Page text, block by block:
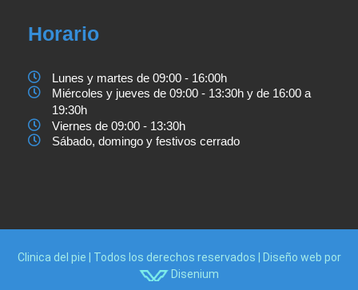
Horario
Lunes y martes de 09:00 - 16:00h
Miércoles y jueves de 09:00 - 13:30h y de 16:00 a
19:30h
Viernes de 09:00 - 13:30h
Sábado, domingo y festivos cerrado
Clinica del pie | Todos los derechos reservados | Diseño web por
Disenium